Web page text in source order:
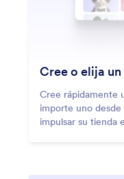
Cree o elija
Cree rápidamente
importe uno
impulsar su tienda